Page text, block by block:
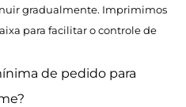
gradualmente. Imprimimos
para facilitar o controle de
de pedido para